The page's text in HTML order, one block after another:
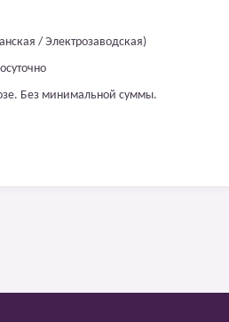
/ Электрозаводская)
Без минимальной суммы.